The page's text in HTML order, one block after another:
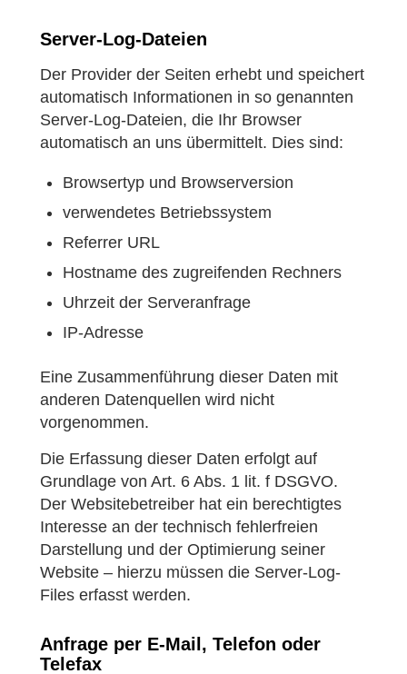
Server-Log-Dateien
Der Provider der Seiten erhebt und speichert
automatisch Informationen in so genannten
Server-Log-Dateien, die Ihr Browser
automatisch an uns übermittelt. Dies sind:
Browsertyp und Browserversion
verwendetes Betriebssystem
Referrer URL
Hostname des zugreifenden Rechners
Uhrzeit der Serveranfrage
IP-Adresse
Eine Zusammenführung dieser Daten mit
anderen Datenquellen wird nicht
vorgenommen.
Die Erfassung dieser Daten erfolgt auf
Grundlage von Art. 6 Abs. 1 lit. f DSGVO.
Der Websitebetreiber hat ein berechtigtes
Interesse an der technisch fehlerfreien
Darstellung und der Optimierung seiner
Website – hierzu müssen die Server-Log-
Files erfasst werden.
Anfrage per E-Mail, Telefon oder
Telefax